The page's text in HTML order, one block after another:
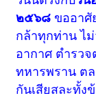
๒๕๖๘ ขออาศั
กล้าทุกท่าน ไ
อากาศ ตำรว
ทหารพราน ต
กันเสียสละทั้ง